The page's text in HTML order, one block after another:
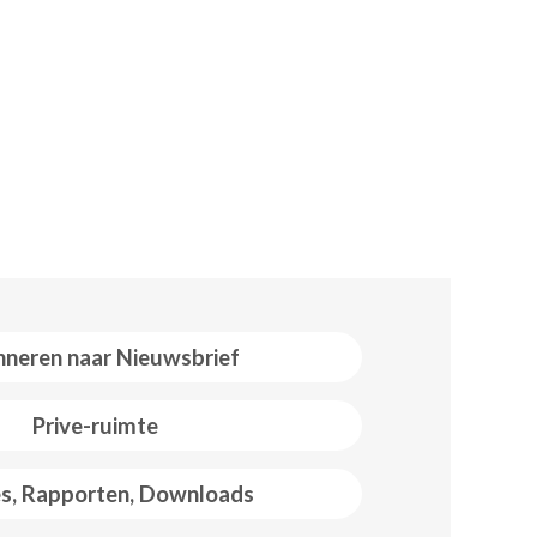
naar Nieuwsbrief
Prive-ruimte
Rapporten, Downloads